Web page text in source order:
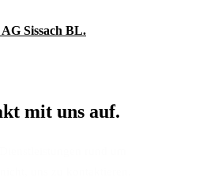
Sissach BL.
mit uns auf.